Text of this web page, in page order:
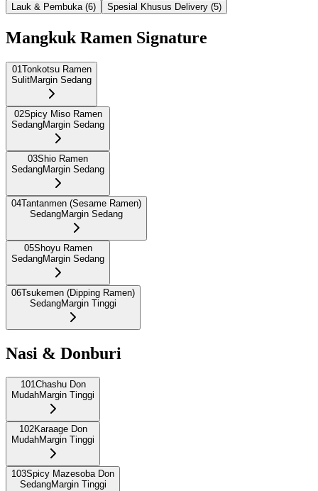
Lauk & Pembuka (6) Spesial Khusus Delivery (5)
Mangkuk Ramen Signature
01Tonkotsu Ramen
SulitMargin Sedang
02Spicy Miso Ramen
SedangMargin Sedang
03Shio Ramen
SedangMargin Sedang
04Tantanmen (Sesame Ramen)
SedangMargin Sedang
05Shoyu Ramen
SedangMargin Sedang
06Tsukemen (Dipping Ramen)
SedangMargin Tinggi
Nasi & Donburi
101Chashu Don
MudahMargin Tinggi
102Karaage Don
MudahMargin Tinggi
103Spicy Mazesoba Don
SedangMargin Tinggi